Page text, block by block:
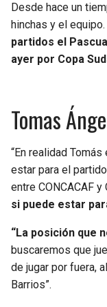
Desde hace un
hinchas y el
partidos el
ayer por Copa
Tomas
“En realidad
estar para el
entre CONCACAF
si puede estar
“La posición que
buscaremos que
de jugar por fuera,
Barrios”.